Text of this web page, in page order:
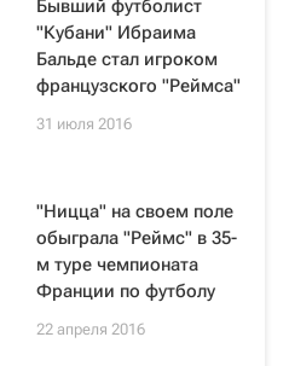
Бывший футболист
"Кубани" Ибраима
Бальде стал игроком
французского "Реймса"
31 июля 2016
"Ницца" на своем поле
обыграла "Реймс" в 35-
м туре чемпионата
Франции по футболу
22 апреля 2016